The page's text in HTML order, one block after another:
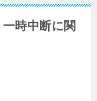
時中断に関